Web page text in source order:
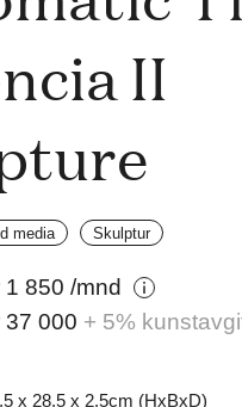
II
media Skulptur
1 850 /mnd
37 000 + 5%
x 28.5 x 2.5cm (HxBxD)